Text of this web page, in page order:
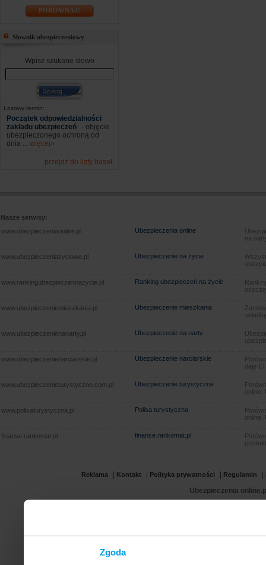
Zgoda
PORÓWNAJ!
Słownik ubezpieczeniowy
Wpisz szukane słowo
Losowy termin:
Początek odpowiedzialności
zakładu ubezpieczeń
- objęcie
ubezpieczonego ochroną od
dnia ... więcej»
przejdź do listy haseł
Nasze serwisy:
www.ubezpieczeniaonline.pl
Ubezpieczenia online
na
www.ubezpieczeniazyciowe.pl Ubezpieczenie na życie
www.rankingubezpieczennazycie.pl Ranking ubezpieczeń na życie
www.ubezpieczeniemieszkania.pl Ubezpieczenie mieszkania
www.ubezpieczenienanarty.pl Ubezpieczenie na narty
www.ubezpieczenienarciarskie.pl Ubezpieczenie narciarskie
daję
www.ubezpieczenieturystyczne.com.pl Ubezpieczenie turystyczne
www.polisaturystyczna.pl Polisa turystyczna
finanse.rankomat.pl finanse.rankomat.pl
Reklama Kontakt Polityka prywatności Regulamin
Ubezpieczenia